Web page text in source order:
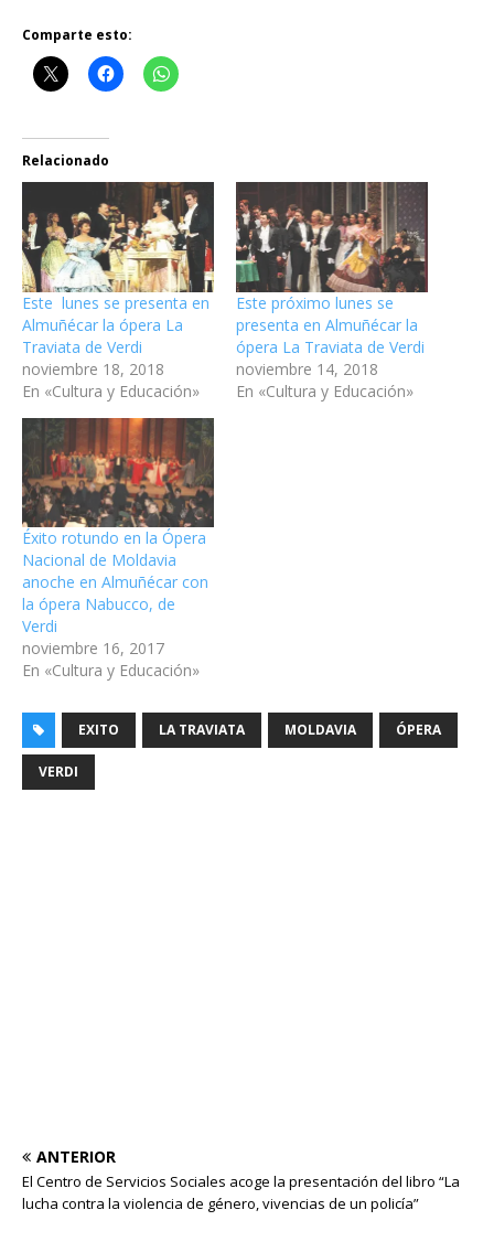
Comparte esto:
Relacionado
Este lunes se presenta en
Almuñécar la ópera La
Traviata de Verdi
noviembre 18, 2018
En «Cultura y Educación»
Este próximo lunes se
presenta en Almuñécar la
ópera La Traviata de Verdi
noviembre 14, 2018
En «Cultura y Educación»
Éxito rotundo en la Ópera
Nacional de Moldavia
anoche en Almuñécar con
la ópera Nabucco, de
Verdi
noviembre 16, 2017
En «Cultura y Educación»
EXITO LA TRAVIATA MOLDAVIA ÓPERA
VERDI
ANTERIOR
El Centro de Servicios Sociales acoge la presentación del libro “La
lucha contra la violencia de género, vivencias de un policía”